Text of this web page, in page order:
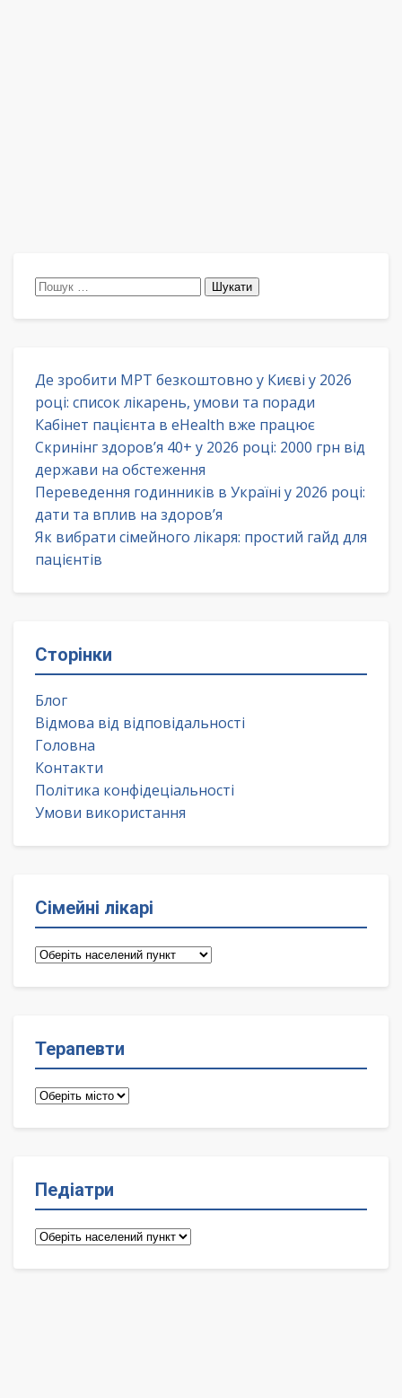
Пошук:
Де зробити МРТ безкоштовно у Києві у 2026
році: список лікарень, умови та поради
Кабінет пацієнта в eHealth вже працює
Скринінг здоров’я 40+ у 2026 році: 2000 грн від
держави на обстеження
Переведення годинників в Україні у 2026 році:
дати та вплив на здоров’я
Як вибрати сімейного лікаря: простий гайд для
пацієнтів
Сторінки
Блог
Відмова від відповідальності
Головна
Контакти
Політика конфідеціальності
Умови використання
Сімейні лікарі
Сімейні
Терапевти
Терапевти
Педіатри
Педіатри